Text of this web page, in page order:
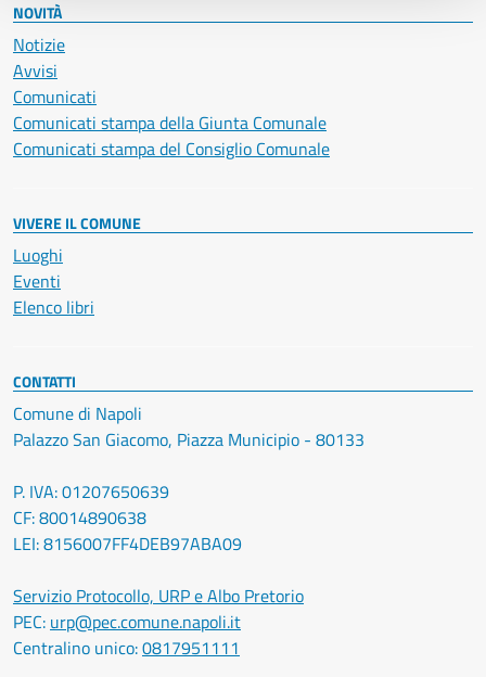
NOVITÀ
Notizie
Avvisi
Comunicati
Comunicati stampa della Giunta Comunale
Comunicati stampa del Consiglio Comunale
VIVERE IL COMUNE
Luoghi
Eventi
Elenco libri
CONTATTI
Comune di Napoli
Palazzo San Giacomo, Piazza Municipio - 80133
P. IVA: 01207650639
CF: 80014890638
LEI: 8156007FF4DEB97ABA09
Servizio Protocollo, URP e Albo Pretorio
PEC: urp@pec.comune.napoli.it
Centralino unico:0817951111